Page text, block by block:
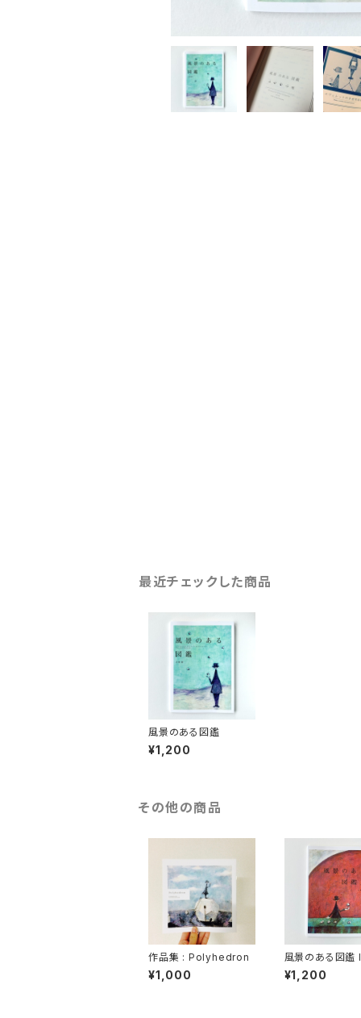
最近チェックした商品
風景のある図鑑
¥1,200
その他の商品
作品集 : Polyhedron
¥1,000
風景のある図鑑
¥1,200